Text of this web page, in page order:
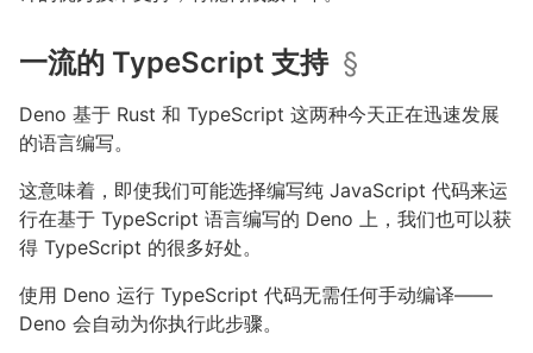
一流的 TypeScript 支持 §
Deno 基于 Rust 和 TypeScript 这两种今天正在迅速发展
的语言编写。
这意味着，即使我们可能选择编写纯 JavaScript 代码来运
行在基于 TypeScript 语言编写的 Deno 上，我们也可以获
得 TypeScript 的很多好处。
使用 Deno 运行 TypeScript 代码无需任何手动编译——
Deno 会自动为你执行此步骤。